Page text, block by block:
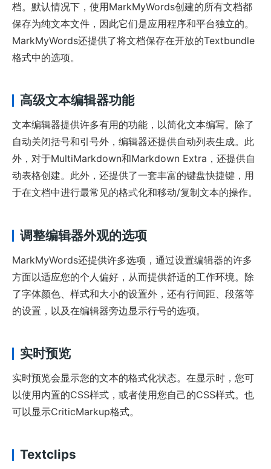
档。默认情况下，使用MarkMyWords创建的所有文档都
保存为纯文本文件，因此它们是应用程序和平台独立的。
MarkMyWords还提供了将文档保存在开放的Textbundle
格式中的选项。
高级文本编辑器功能
文本编辑器提供许多有用的功能，以简化文本编写。除了
自动关闭括号和引号外，编辑器还提供自动列表生成。此
外，对于MultiMarkdown和Markdown Extra，还提供自
动表格创建。此外，还提供了一套丰富的键盘快捷键，用
于在文档中进行最常见的格式化和移动/复制文本的操作。
调整编辑器外观的选项
MarkMyWords还提供许多选项，通过设置编辑器的许多
方面以适应您的个人偏好，从而提供舒适的工作环境。除
了字体颜色、样式和大小的设置外，还有行间距、段落等
的设置，以及在编辑器旁边显示行号的选项。
实时预览
实时预览会显示您的文本的格式化状态。在显示时，您可
以使用内置的CSS样式，或者使用您自己的CSS样式。也
可以显示CriticMarkup格式。
Textclips